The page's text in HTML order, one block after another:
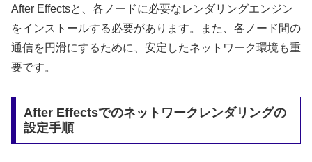
After Effectsと、各ノードに必要なレンダリングエンジン
をインストールする必要があります。また、各ノード間の
通信を円滑にするために、安定したネットワーク環境も重
要です。
After Effectsでのネットワークレンダリングの
設定手順